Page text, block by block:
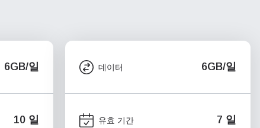
6GB/일
10 일
데이터 6GB/일
유효 기간 7 일